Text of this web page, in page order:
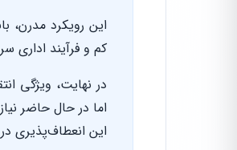
این رویکرد مدرن،
کم و فرآیند اداری
در نهایت، ویژگی
اما در حال حاضر
این انعطاف‌پذیری